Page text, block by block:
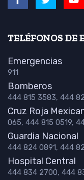
TELÉFONOS DE
Emergencias
911
Bomberos
444 815 3583, 444
Cruz Roja
065, 444 815 0519,
Guardia Nacional
444 824 0891, 444
Hospital Central
444 834 2700, 444